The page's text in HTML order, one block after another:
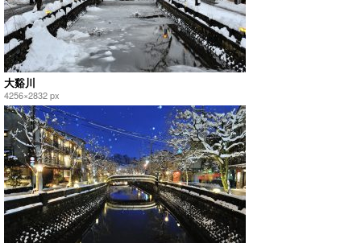
大谿川
4256×2832 px